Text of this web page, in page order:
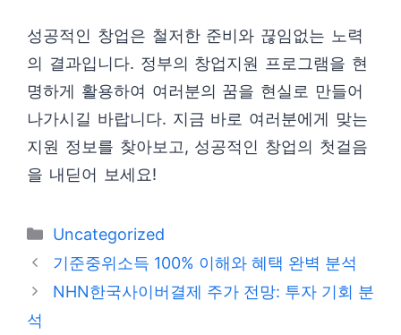
성공적인 창업은 철저한 준비와 끊임없는 노력
의 결과입니다. 정부의 창업지원 프로그램을 현
명하게 활용하여 여러분의 꿈을 현실로 만들어
나가시길 바랍니다. 지금 바로 여러분에게 맞는
지원 정보를 찾아보고, 성공적인 창업의 첫걸음
을 내딛어 보세요!
카
테
Uncategorized
기준중위소득 100% 이해와 혜택 완벽 분석
NHN한국사이버결제 주가 전망: 투자 기회 분
석